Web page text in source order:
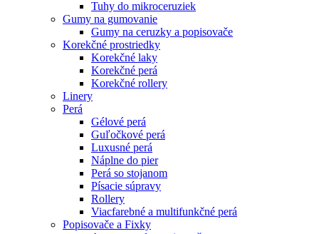
Tuhy do mikroceruziek
Gumy na gumovanie
Gumy na ceruzky a popisovače
Korekčné prostriedky
Korekčné laky
Korekčné perá
Korekčné rollery
Linery
Perá
Gélové perá
Guľočkové perá
Luxusné perá
Náplne do pier
Perá so stojanom
Písacie súpravy
Rollery
Viacfarebné a multifunkčné perá
Popisovače a Fixky